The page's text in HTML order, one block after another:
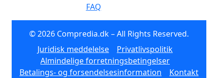
FAQ
© 2026 Compredia.dk – All Rights Reserved.
Juridisk meddelelse
Privatlivspolitik
Almindelige forretningsbetingelser
Betalings- og forsendelsesinformation
Kontakt